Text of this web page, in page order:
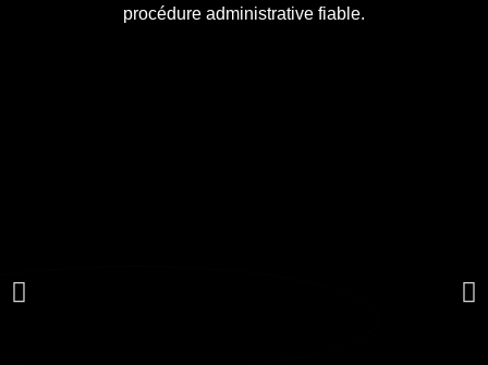
procédure administrative fiable.